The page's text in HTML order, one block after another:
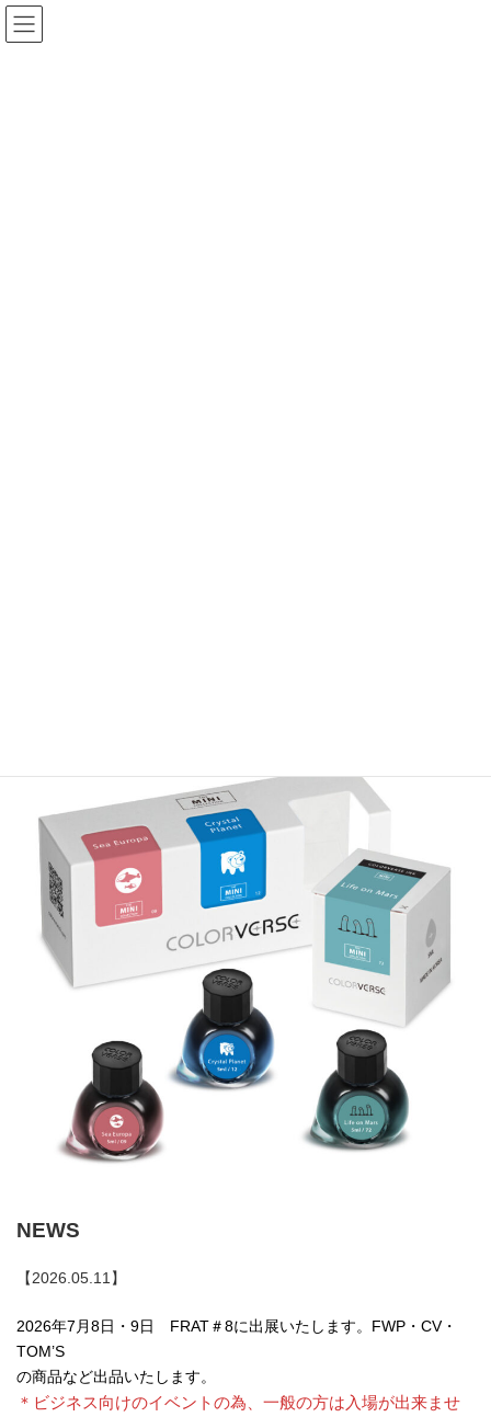
コ
ン
テ
ナ
ビ
ゲ
NEWS
【2026.05.11】
2026年7月8日・9日 FRAT＃8に出展いたします。FWP・CV・
TOM’S
の商品など出品いたします。
＊ビジネス向けのイベントの為、一般の方は入場が出来ませ